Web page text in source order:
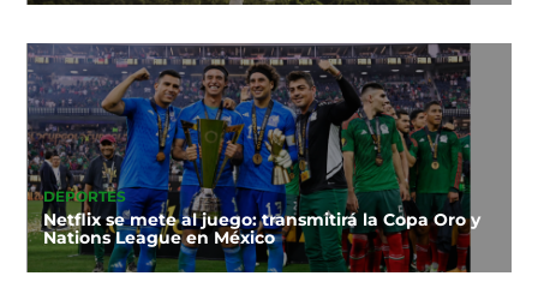
DEPORTES
Netflix se mete al juego: transmitirá la Copa Oro y
Nations League en México